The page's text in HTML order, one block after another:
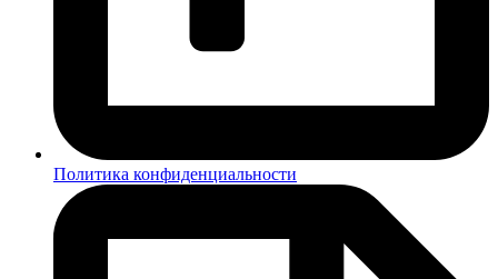
Политика конфиденциальности